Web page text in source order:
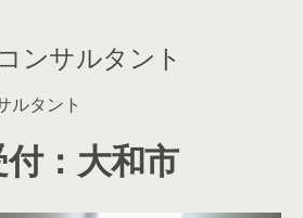
ンサルタント
ルタント
：大和市